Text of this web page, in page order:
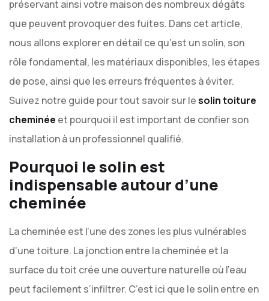
préservant ainsi votre maison des nombreux dégâts
que peuvent provoquer des fuites. Dans cet article,
nous allons explorer en détail ce qu’est un solin, son
rôle fondamental, les matériaux disponibles, les étapes
de pose, ainsi que les erreurs fréquentes à éviter.
Suivez notre guide pour tout savoir sur lesolin toiture
cheminée et pourquoi il est important de confier son
installation à un professionnel qualifié.
Pourquoi le solin est
indispensable autour d’une
cheminée
La cheminée est l’une des zones les plus vulnérables
d’une toiture. La jonction entre la cheminée et la
surface du toit crée une ouverture naturelle où l’eau
peut facilement s’infiltrer. C’est ici que le solin entre en